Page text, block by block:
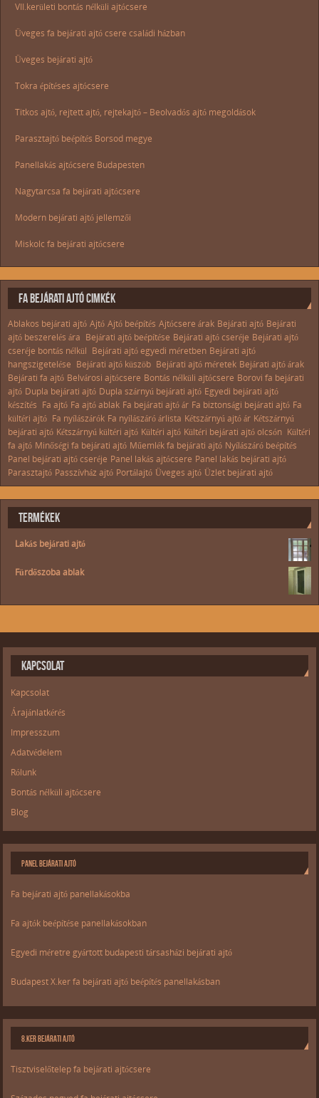
VII.kerületi bontás nélküli ajtócsere
Üveges fa bejárati ajtó csere családi házban
Üveges bejárati ajtó
Tokra építéses ajtócsere
Titkos ajtó, rejtett ajtó, rejtekajtó – Beolvadós ajtó megoldások
Parasztajtó beépítés Borsod megye
Panellakás ajtócsere Budapesten
Nagytarcsa fa bejárati ajtócsere
Modern bejárati ajtó jellemzői
Miskolc fa bejárati ajtócsere
FA BEJÁRATI AJTÓ CIMKÉK
Ablakos bejárati ajtó Ajtó Ajtó beépítés Ajtócsere árak Bejárati ajtó Bejárati
ajtó beszerelés ára Bejárati ajtó beépítése Bejárati ajtó cseréje Bejárati ajtó
cseréje bontás nélkül Bejárati ajtó egyedi méretben Bejárati ajtó
hangszigetelése Bejárati ajtó küszöb Bejárati ajtó méretek Bejárati ajtó árak
Bejárati fa ajtó Belvárosi ajtócsere Bontás nélküli ajtócsere Borovi fa bejárati
ajtó Dupla bejárati ajtó Dupla szárnyú bejárati ajtó Egyedi bejárati ajtó
készítés Fa ajtó Fa ajtó ablak Fa bejárati ajtó ár Fa biztonsági bejárati ajtó Fa
kültéri ajtó Fa nyílászárók Fa nyílászáró árlista Kétszárnyú ajtó ár Kétszárnyú
bejárati ajtó Kétszárnyú kültéri ajtó Kültéri ajtó Kültéri bejárati ajtó olcsón Kültéri
fa ajtó Minőségi fa bejárati ajtó Műemlék fa bejárati ajtó Nyílászáró beépítés
Panel bejárati ajtó cseréje Panel lakás ajtócsere Panel lakás bejárati ajtó
Parasztajtó Passzívház ajtó Portálajtó Üveges ajtó Üzlet bejárati ajtó
TERMÉKEK
Lakás bejárati ajtó
Fürdőszoba ablak
KAPCSOLAT
Kapcsolat
Árajánlatkérés
Impresszum
Adatvédelem
Rólunk
Bontás nélküli ajtócsere
Blog
PANEL BEJÁRATI AJTÓ
Fa bejárati ajtó panellakásokba
Fa ajtók beépítése panellakásokban
Egyedi méretre gyártott budapesti társasházi bejárati ajtó
Budapest X.ker fa bejárati ajtó beépítés panellakásban
8.KER BEJÁRATI AJTÓ
Tisztviselőtelep fa bejárati ajtócsere